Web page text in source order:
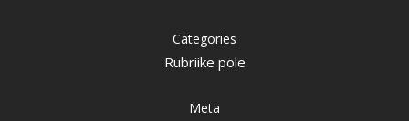
Categories
Rubriike pole
Meta